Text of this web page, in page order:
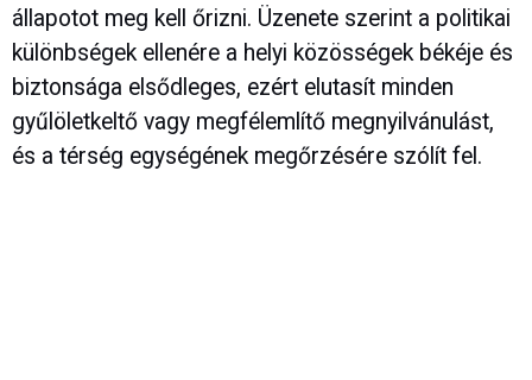
állapotot meg kell őrizni. Üzenete szerint a politikai
különbségek ellenére a helyi közösségek békéje és
biztonsága elsődleges, ezért elutasít minden
gyűlöletkeltő vagy megfélemlítő megnyilvánulást,
és a térség egységének megőrzésére szólít fel.